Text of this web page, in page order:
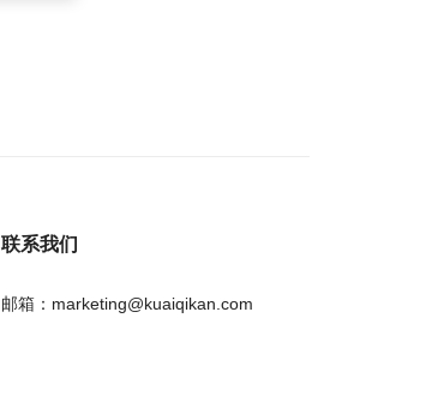
联系我们
邮箱：marketing@kuaiqikan.com